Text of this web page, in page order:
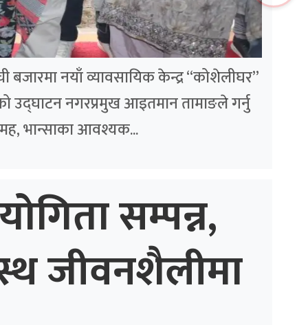
बजारमा नयाँ व्यावसायिक केन्द्र “कोशेलीघर”
उद्घाटन नगरप्रमुख आइतमान तामाङले गर्नु
भान्साका आवश्यक...
सम्पन्न,
जीवनशैलीमा